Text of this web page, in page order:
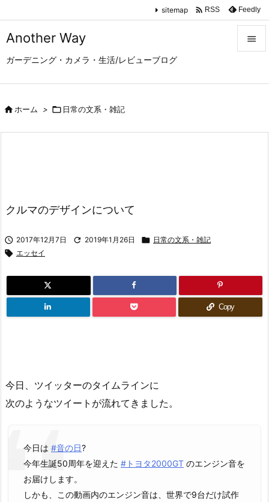
Another Way
ガーデニング・カメラ・生活/レビューブログ

sitemap  RSS Feedly
ホーム >  日常の文系・雑記
クルマのデザインについて
 2017年12月7日  2019年1月26日  日常の文系・雑記
 エッセイ
Copy
今日、ツイッターのタイムラインに
次のようなツイートが流れてきました。
今日は #音の日?
今年生誕50周年を迎えた #トヨタ2000GT のエンジン音を
お届けします。
しかも、この動画内のエンジン音は、世界で9台だけ試作